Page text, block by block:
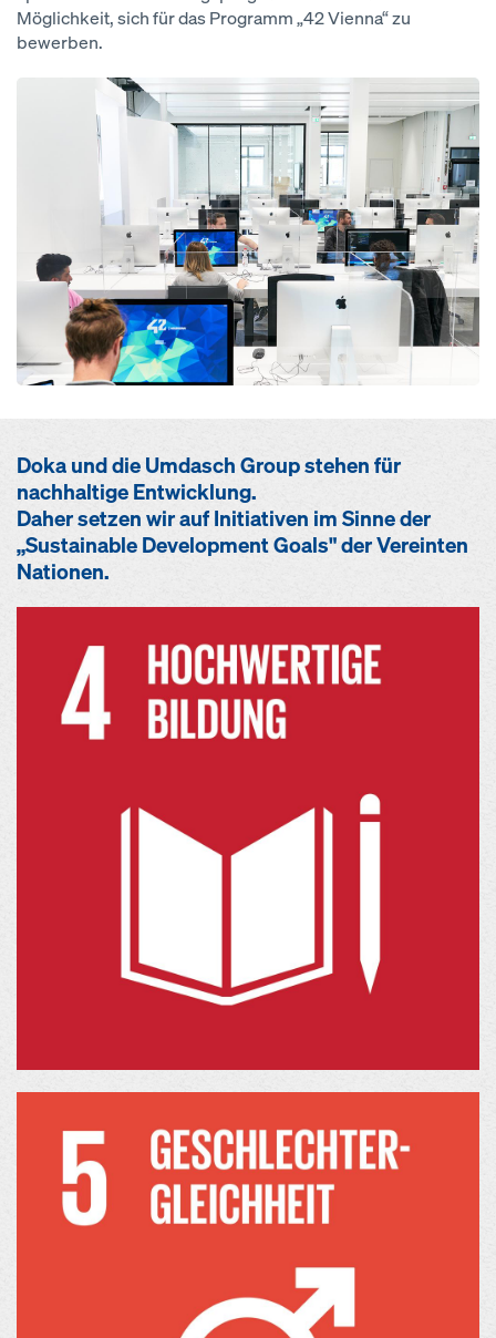
Möglichkeit, sich für das Programm „42 Vienna“ zu
bewerben.
Doka und die Umdasch Group stehen für
nachhaltige Entwicklung.
Daher setzen wir auf Initiativen im Sinne der
„Sustainable Development Goals" der Vereinten
Nationen.